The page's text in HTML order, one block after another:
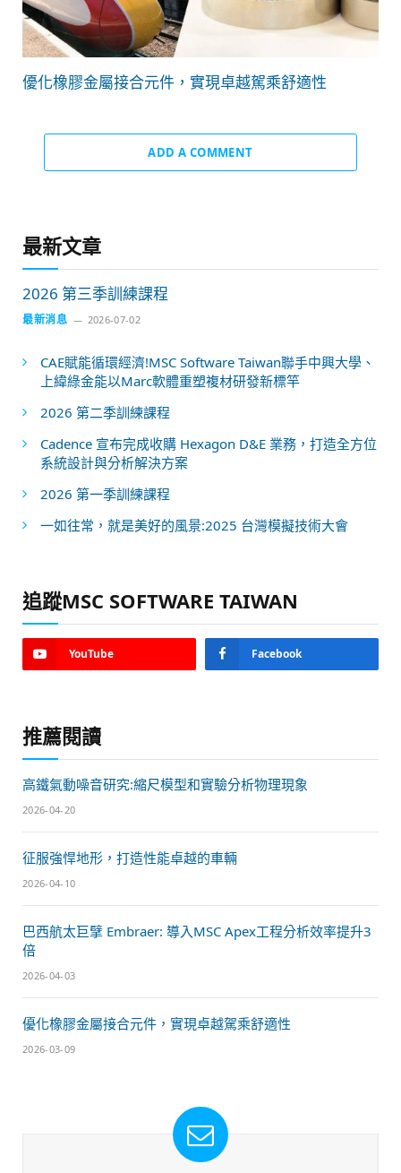
優化橡膠金屬接合元件，實現卓越駕乘舒適性
ADD A COMMENT
最新文章
2026 第三季訓練課程
最新消息 2026-07-02
CAE賦能循環經濟!MSC Software Taiwan聯手中興大學、
上緯綠金能以Marc軟體重塑複材研發新標竿
2026 第二季訓練課程
Cadence 宣布完成收購 Hexagon D&E 業務，打造全方位
系統設計與分析解決方案
2026 第一季訓練課程
一如往常，就是美好的風景:2025 台灣模擬技術大會
追蹤MSC SOFTWARE TAIWAN
YouTube Facebook
推薦閱讀
高鐵氣動噪音研究:縮尺模型和實驗分析物理現象
2026-04-20
征服強悍地形，打造性能卓越的車輛
2026-04-10
巴西航太巨擘 Embraer: 導入MSC Apex工程分析效率提升3
倍
2026-04-03
優化橡膠金屬接合元件，實現卓越駕乘舒適性
2026-03-09